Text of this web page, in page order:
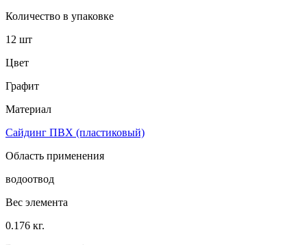
Количество в упаковке
12 шт
Цвет
Графит
Материал
Сайдинг ПВХ (пластиковый)
Область применения
водоотвод
Вес элемента
0.176 кг.